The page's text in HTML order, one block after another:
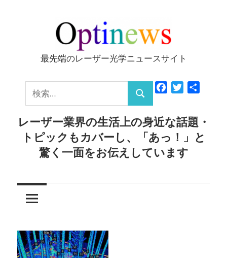
ッ
Optinews
最先端のレーザー光学ニュースサイト
索:
検
索
FacebookTwitter
レーザー業界の生活上の身近な話題・
トピックもカバーし、「あっ！」と
驚く一面をお伝えしています